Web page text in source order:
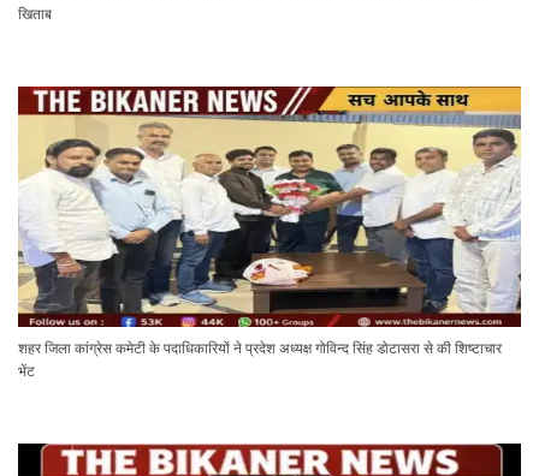
खिताब
शहर जिला कांग्रेस कमेटी के पदाधिकारियों ने प्रदेश अध्यक्ष गोविन्द सिंह डोटासरा से की शिष्टाचार
भेंट